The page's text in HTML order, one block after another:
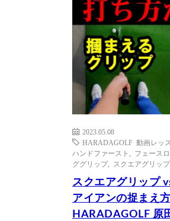
2023.05.08
HARADAGOLF 動画レッ
ハンドファースト
フェース
ググリップ, スクエアグリップ
スクエアグリップ
アイアンの捉まえ
HARADAGOLF 原